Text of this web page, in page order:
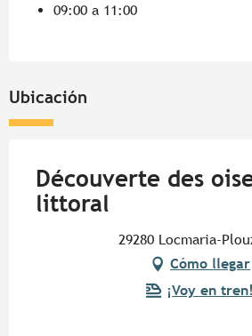
09:00 a 11:00
Ubicación
Découverte des
littoral
29280 Locmaria-
Cómo llegar
¡Voy en tren!